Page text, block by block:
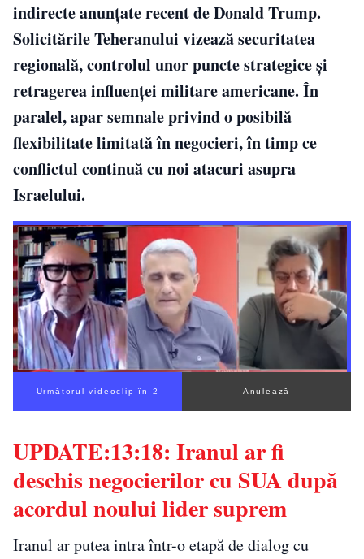
indirecte anunțate recent de Donald Trump.
Solicitările Teheranului vizează securitatea
regională, controlul unor puncte strategice și
retragerea influenței militare americane. În
paralel, apar semnale privind o posibilă
flexibilitate limitată în negocieri, în timp ce
conflictul continuă cu noi atacuri asupra
Israelului.
Următorul videoclip în 1 Anulează
UPDATE:13:18: Iranul ar fi
deschis negocierilor cu SUA după
acordul noului lider suprem
Iranul ar putea intra într-o etapă de dialog cu